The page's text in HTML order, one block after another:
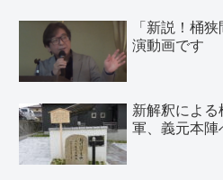
「新説！桶
演動画です
新解釈によ
軍、義元本陣